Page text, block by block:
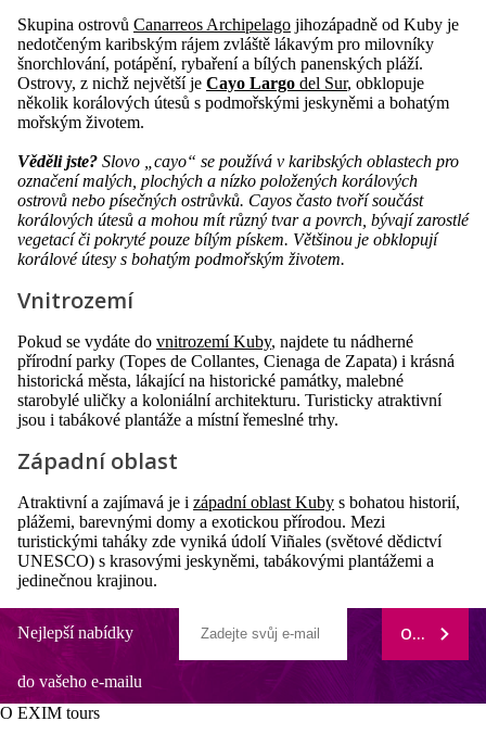
Skupina ostrovů Canarreos Archipelago jihozápadně od Kuby je
nedotčeným karibským rájem zvláště lákavým pro milovníky
šnorchlování, potápění, rybaření a bílých panenských pláží.
Ostrovy, z nichž největší je Cayo Largo del Sur, obklopuje
několik korálových útesů s podmořskými jeskyněmi a bohatým
mořským životem.
Věděli jste? Slovo „cayo“ se používá v karibských oblastech pro
označení malých, plochých a nízko položených korálových
ostrovů nebo písečných ostrůvků. Cayos často tvoří součást
korálových útesů a mohou mít různý tvar a povrch, bývají zarostlé
vegetací či pokryté pouze bílým pískem. Většinou je obklopují
korálové útesy s bohatým podmořským životem.
Vnitrozemí
Pokud se vydáte do vnitrozemí Kuby, najdete tu nádherné
přírodní parky (Topes de Collantes, Cienaga de Zapata) i krásná
historická města, lákající na historické památky, malebné
starobylé uličky a koloniální architekturu. Turisticky atraktivní
jsou i tabákové plantáže a místní řemeslné trhy.
Západní oblast
Atraktivní a zajímavá je i západní oblast Kuby s bohatou historií,
plážemi, barevnými domy a exotickou přírodou. Mezi
turistickými taháky zde vyniká údolí Viñales (světové dědictví
UNESCO) s krasovými jeskyněmi, tabákovými plantážemi a
jedinečnou krajinou.
Nejlepší nabídky
do vašeho e-mailu
ODEBÍRAT
O EXIM tours